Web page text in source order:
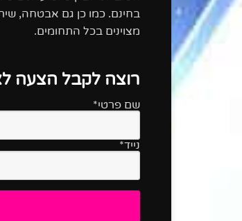
בחינם. כמו כן גם אבטחה,
מצוינים בכל התחומים.
רוצה לקבל הצעה
שם פרטי*
נייד*